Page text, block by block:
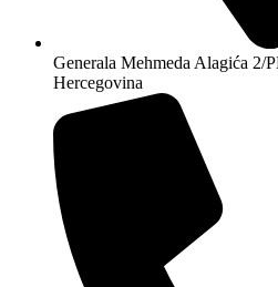
Generala Mehmeda Alagića 2/
Hercegovina